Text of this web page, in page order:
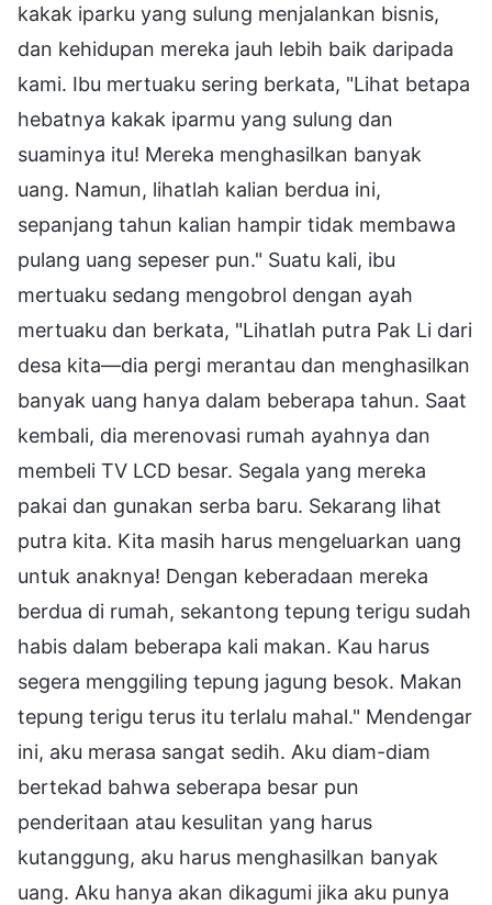
kakak iparku yang sulung menjalankan bisnis,
dan kehidupan mereka jauh lebih baik daripada
kami. Ibu mertuaku sering berkata, "Lihat betapa
hebatnya kakak iparmu yang sulung dan
suaminya itu! Mereka menghasilkan banyak
uang. Namun, lihatlah kalian berdua ini,
sepanjang tahun kalian hampir tidak membawa
pulang uang sepeser pun." Suatu kali, ibu
mertuaku sedang mengobrol dengan ayah
mertuaku dan berkata, "Lihatlah putra Pak Li dari
desa kita—dia pergi merantau dan menghasilkan
banyak uang hanya dalam beberapa tahun. Saat
kembali, dia merenovasi rumah ayahnya dan
membeli TV LCD besar. Segala yang mereka
pakai dan gunakan serba baru. Sekarang lihat
putra kita. Kita masih harus mengeluarkan uang
untuk anaknya! Dengan keberadaan mereka
berdua di rumah, sekantong tepung terigu sudah
habis dalam beberapa kali makan. Kau harus
segera menggiling tepung jagung besok. Makan
tepung terigu terus itu terlalu mahal." Mendengar
ini, aku merasa sangat sedih. Aku diam-diam
bertekad bahwa seberapa besar pun
penderitaan atau kesulitan yang harus
kutanggung, aku harus menghasilkan banyak
uang. Aku hanya akan dikagumi jika aku punya